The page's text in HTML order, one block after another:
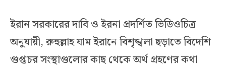
ইরান সরকারের দাবি ও ইরনা প্রদর্শিত ভিডিওচিত্র
অনুযায়ী, রুহুল্লাহ যাম ইরানে বিশৃঙ্খলা ছড়াতে বিদেশি
গুপ্তচর সংস্থাগুলোর কাছ থেকে অর্থ গ্রহণের কথা